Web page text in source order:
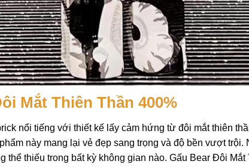
Mắt Thiên Thần 400%
nổi tiếng với thiết kế lấy cảm hứng từ đôi mắt thiên
này mang lại vẻ đẹp sang trọng và độ bền vượt
thể thiếu trong bất kỳ không gian nào. Gấu Bear Đôi